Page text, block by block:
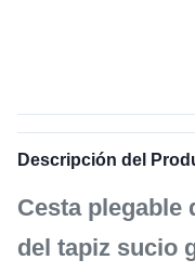
Descripción del
Cesta plegable
del tapiz sucio